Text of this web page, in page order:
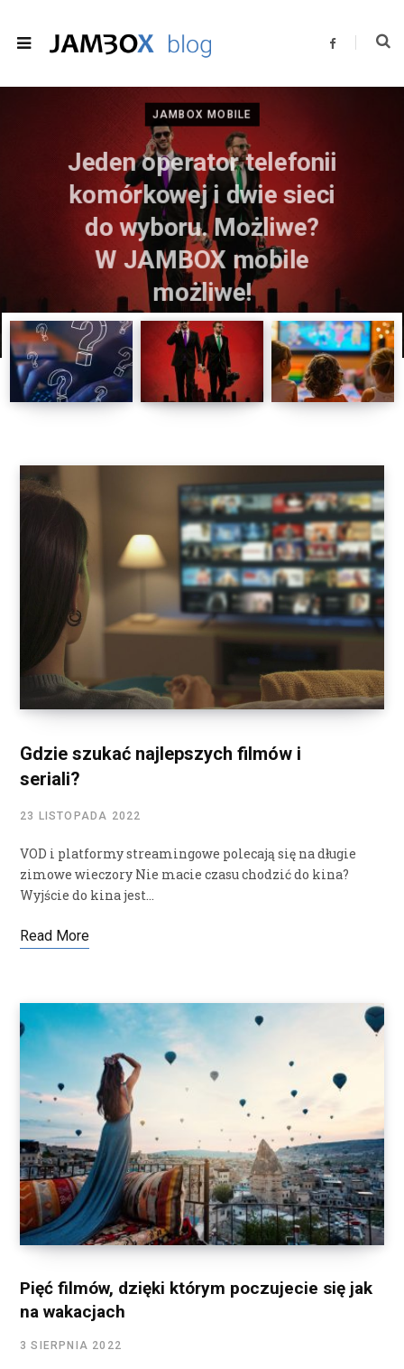
F
b
JAMBOX MOBILE
Jeden operator telefonii
komórkowej i dwie sieci
do wyboru. Możliwe?
W JAMBOX mobile
możliwe!
Gdzie szukać najlepszych filmów i
seriali?
23 LISTOPADA 2022
VOD i platformy streamingowe polecają się na długie
zimowe wieczory Nie macie czasu chodzić do kina?
Wyjście do kina jest…
Read More
Pięć filmów, dzięki którym poczujecie się jak
na wakacjach
3 SIERPNIA 2022